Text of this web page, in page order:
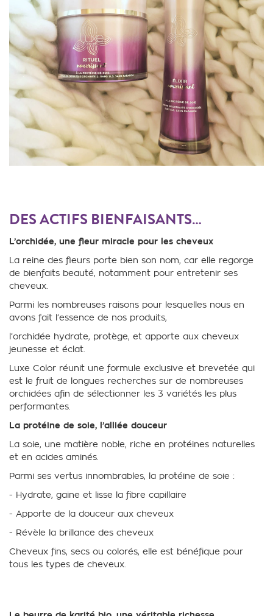
DES ACTIFS BIENFAISANTS…
L’orchidée, une fleur miracle pour les cheveux
La reine des fleurs porte bien son nom, car elle regorge
de bienfaits beauté, notamment pour entretenir ses
cheveux.
Parmi les nombreuses raisons pour lesquelles nous en
avons fait l’essence de nos produits,
l’orchidée hydrate, protège, et apporte aux cheveux
jeunesse et éclat.
Luxe Color réunit une formule exclusive et brevetée qui
est le fruit de longues recherches sur de nombreuses
orchidées afin de sélectionner les 3 variétés les plus
performantes.
La protéine de soie, l’alliée douceur
La soie, une matière noble, riche en protéines naturelles
et en acides aminés.
Parmi ses vertus innombrables, la protéine de soie :
- Hydrate, gaine et lisse la fibre capillaire
- Apporte de la douceur aux cheveux
- Révèle la brillance des cheveux
Cheveux fins, secs ou colorés, elle est bénéfique pour
tous les types de cheveux.